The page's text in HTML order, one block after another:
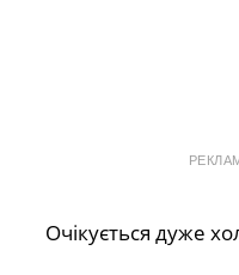
Очікується дуже